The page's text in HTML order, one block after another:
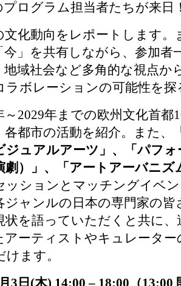
プログラム担当者たちが来日
文化動向をレポートします。
今」を共有しながら、参加者
地域社会など多角的な視点か
ラボレーションの可能性を探
～2029年までの欧州文化首都
都市の活動を紹介。また、
ジュアルアーツ」、「パフ
劇）」、「アートアーバニズ
ッションとマッチングイベ
ジャンルの日本の専門家の皆
状を語っていただくと共に、
アーティストやキュレーター
ます。
3日(木) 14:00 – 18:00（13:00